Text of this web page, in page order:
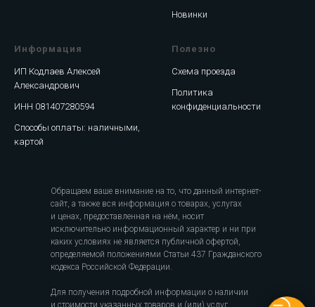
Новинки
Информация
ИП Кодлаев Алексей
Александрович
ИНН 081407280594
Способы оплаты: наличными,
картой
Полезно
Схема проезда
Политика
конфиденциальности
Обращаем ваше внимание на то, что данный интернет-
сайт, а также вся информация о товарах, услугах
и ценах, предоставленная на нём, носит
исключительно информационный характер и ни при
каких условиях не является публичной офертой,
определяемой положениями Статьи 437 Гражданского
кодекса Российской Федерации.
Для получения подробной информации о наличии
и стоимости указанных товаров и (или) услуг,